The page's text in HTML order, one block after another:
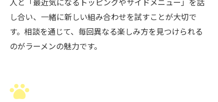
人と「最近気になるトッピングやサイドメニュー」を話
し合い、一緒に新しい組み合わせを試すことが大切で
す。相談を通じて、毎回異なる楽しみ方を見つけられる
のがラーメンの魅力です。